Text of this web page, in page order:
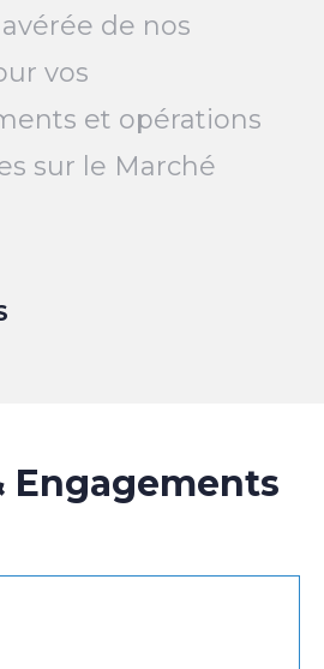
de nos
vos
et opérations
sur le Marché
Engagements